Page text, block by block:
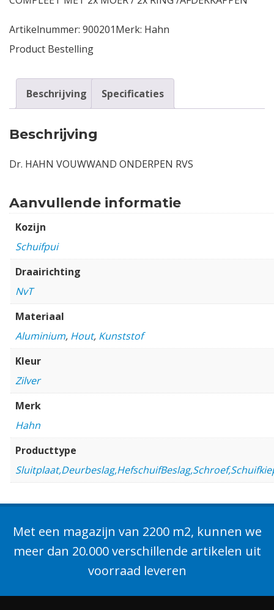
Artikelnummer: 900201Merk: Hahn
Product Bestelling
Beschrijving Specificaties
Beschrijving
Dr. HAHN VOUWWAND ONDERPEN RVS
Aanvullende informatie
Kozijn
Schuifpui
Draairichting
NvT
Materiaal
Aluminium, Hout, Kunststof
Kleur
Zilver
Merk
Hahn
Producttype
Met een magazijn van 2200 m2, kunnen we
meer dan 20.000 verschillende artikelen uit
voorraad leveren